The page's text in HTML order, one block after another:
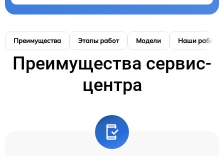
Преимущества Этапы работ Модели Наши работы
Преимущества сервис-
центра